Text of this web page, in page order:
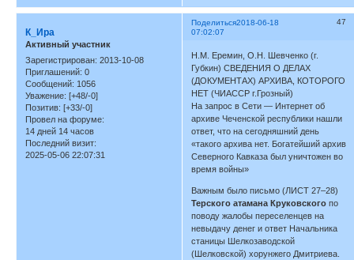
Поделиться 47
2018-06-18
07:02:07
К_Ира
Активный участник
Зарегистрирован: 2013-10-08
Приглашений: 0
Сообщений: 1056
Уважение: [+48/-0]
Позитив: [+33/-0]
Провел на форуме:
14 дней 14 часов
Последний визит:
2025-05-06 22:07:31
Н.М. Еремин, О.Н. Шевченко (г.
Губкин) СВЕДЕНИЯ О ДЕЛАХ
(ДОКУМЕНТАХ) АРХИВА, КОТОРОГО
НЕТ (ЧИАССР г.Грозный)
На запрос в Сети — Интернет об
архиве Чеченской республики нашли
ответ, что на сегодняшний день
«такого архива нет. Богатейший архив
Северного Кавказа был уничтожен во
время войны»
Важным было письмо (ЛИСТ 27–28)
Терского атамана Круковского по
поводу жалобы переселенцев на
невыдачу денег и ответ Начальника
станицы Шелкозаводской
(Шелковской) хорунжего Дмитриева.